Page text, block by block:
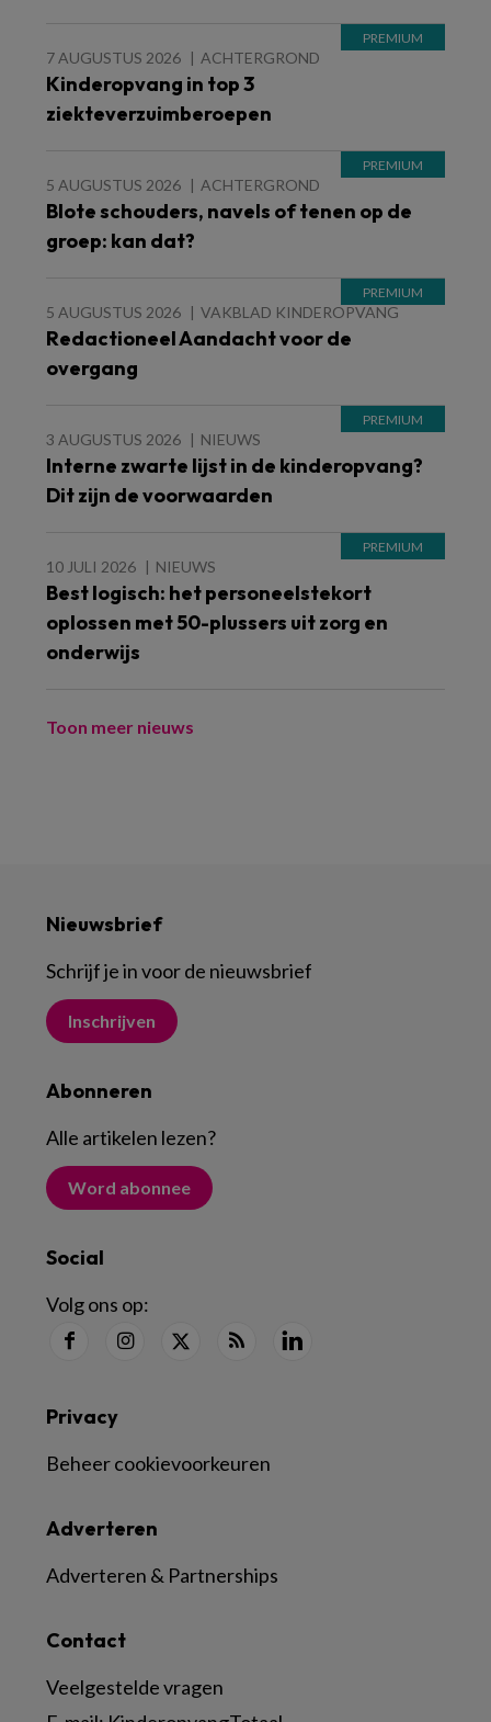
7 AUGUSTUS 2026 ACHTERGROND
Kinderopvang in top 3
ziekteverzuimberoepen
5 AUGUSTUS 2026 ACHTERGROND
Blote schouders, navels of tenen op de
groep: kan dat?
5 AUGUSTUS 2026 VAKBLAD KINDEROPVANG
Redactioneel Aandacht voor de
overgang
3 AUGUSTUS 2026 NIEUWS
Interne zwarte lijst in de kinderopvang?
Dit zijn de voorwaarden
10 JULI 2026 NIEUWS
Best logisch: het personeelstekort
oplossen met 50-plussers uit zorg en
onderwijs
Toon meer nieuws
Nieuwsbrief
Schrijf je in voor de nieuwsbrief
Inschrijven
Abonneren
Alle artikelen lezen?
Word abonnee
Social
Volg ons op:
Contact
Veelgestelde vragen
Adverteren
Adverteren & Partnerships
Privacy
Beheer cookievoorkeuren